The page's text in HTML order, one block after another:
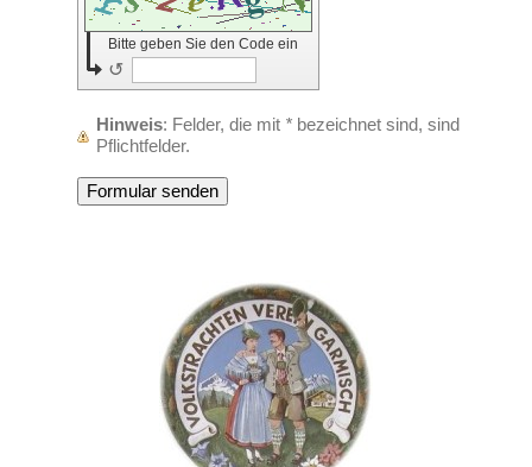
Bitte geben Sie den Code ein
↺
Hinweis : Felder, die mit * bezeichnet sind, sind
Pflichtfelder.